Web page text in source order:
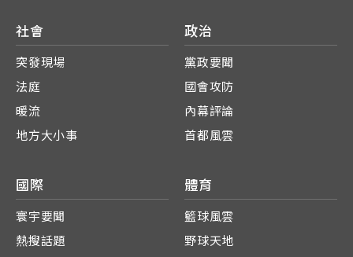
社會
突發現場
法庭
暖流
地方大小事
政治
黨政要聞
國會攻防
內幕評論
首都風雲
國際
寰宇要聞
熱搜話題
體育
籃球風雲
野球天地